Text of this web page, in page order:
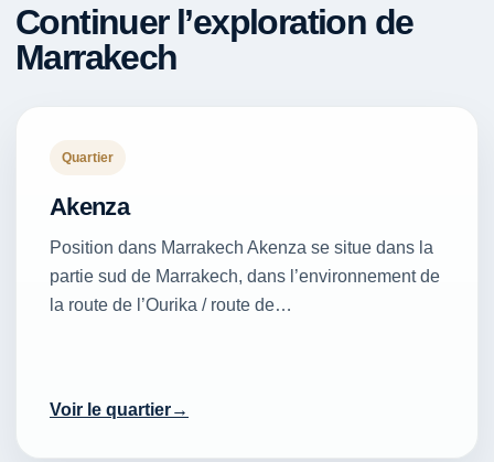
Continuer l’exploration de
Marrakech
Quartier
Akenza
Position dans Marrakech Akenza se situe dans la
partie sud de Marrakech, dans l’environnement de
la route de l’Ourika / route de…
Voir le quartier